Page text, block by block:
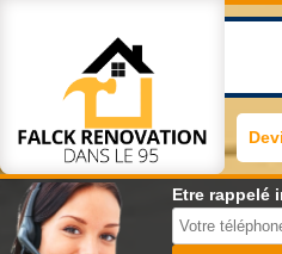
Etre rappelé